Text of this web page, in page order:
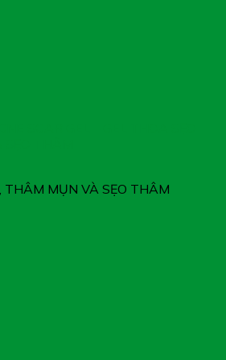
THÂM MỤN VÀ SẸO THÂM